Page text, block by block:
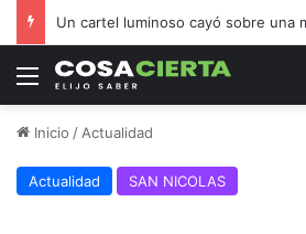
Un cartel luminoso cayó sobre una
Menú
Inicio / Actualidad
Actualidad SAN NICOLAS